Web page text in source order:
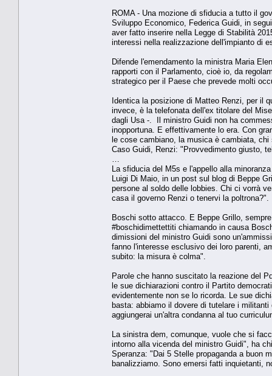
ROMA - Una mozione di sfiducia a tutto il
Sviluppo Economico, Federica Guidi, in
aver fatto inserire nella Legge di Stabilità
interessi nella realizzazione dell'impianto di
Difende l'emendamento la ministra Maria
rapporti con il Parlamento, cioè io, da
strategico per il Paese che prevede molti
Identica la posizione di Matteo Renzi, per il
invece, è la telefonata dell'ex titolare del
dagli Usa -. Il ministro Guidi non ha
inopportuna. E effettivamente lo era. Con
le cose cambiano, la musica è cambiata,
Caso Guidi, Renzi: "Provvedimento giusto,
La sfiducia del M5s e l'appello alla
Luigi Di Maio, in un post sul blog di Beppe
persone al soldo delle lobbies. Chi ci vorrà
casa il governo Renzi o tenervi la
Boschi sotto attacco. E Beppe Grillo,
#boschidimettettiti chiamando in causa
dimissioni del ministro Guidi sono
fanno l'interesse esclusivo dei loro parenti,
subito: la misura è colma".
Parole che hanno suscitato la reazione del
le sue dichiarazioni contro il Partito
evidentemente non se lo ricorda. Le sue
basta: abbiamo il dovere di tutelare i
aggiungerai un'altra condanna al tuo
La sinistra dem, comunque, vuole che si
intorno alla vicenda del ministro Guidi", ha
Speranza: "Dai 5 Stelle propaganda a buon
banalizziamo. Sono emersi fatti inquietanti,